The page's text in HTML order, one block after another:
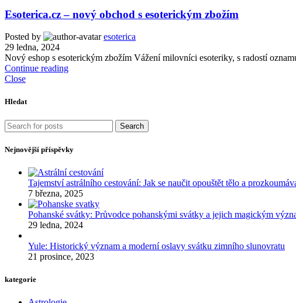
Esoterica.cz – nový obchod s esoterickým zbožím
Posted by
esoterica
29 ledna, 2024
Nový eshop s esoterickým zbožím Vážení milovníci esoteriky, s radostí
Continue reading
Close
Hledat
Search
Nejnovější příspěvky
Tajemství astrálního cestování: Jak se naučit opouštět tělo a
7 března, 2025
Pohanské svátky: Průvodce pohanskými svátky a jejich magickým
29 ledna, 2024
Yule: Historický význam a moderní oslavy svátku zimního slunovratu
21 prosince, 2023
kategorie